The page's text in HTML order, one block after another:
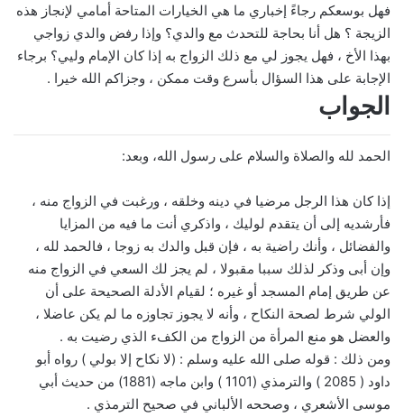
فهل بوسعكم رجاءً إخباري ما هي الخيارات المتاحة أمامي لإنجاز هذه
الزيجة ؟ هل أنا بحاجة للتحدث مع والدي؟ وإذا رفض والدي زواجي
بهذا الأخ ، فهل يجوز لي مع ذلك الزواج به إذا كان الإمام وليي؟ برجاء
الإجابة على هذا السؤال بأسرع وقت ممكن ، وجزاكم الله خيرا .
الجواب
الحمد لله والصلاة والسلام على رسول الله، وبعد:
إذا كان هذا الرجل مرضيا في دينه وخلقه ، ورغبت في الزواج منه ،
فأرشديه إلى أن يتقدم لوليك ، واذكري أنت ما فيه من المزايا
والفضائل ، وأنك راضية به ، فإن قبل والدك به زوجا ، فالحمد لله ،
وإن أبى وذكر لذلك سببا مقبولا ، لم يجز لك السعي في الزواج منه
عن طريق إمام المسجد أو غيره ؛ لقيام الأدلة الصحيحة على أن
الولي شرط لصحة النكاح ، وأنه لا يجوز تجاوزه ما لم يكن عاضلا ،
والعضل هو منع المرأة من الزواج من الكفء الذي رضيت به .
ومن ذلك : قوله صلى الله عليه وسلم : (لا نكاح إلا بولي ) رواه أبو
داود ( 2085 ) والترمذي (1101 ) وابن ماجه (1881) من حديث أبي
موسى الأشعري ، وصححه الألباني في صحيح الترمذي .